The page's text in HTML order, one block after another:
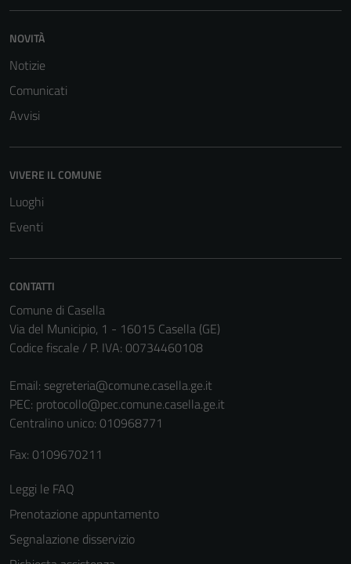
NOVITÀ
Notizie
Comunicati
Avvisi
VIVERE IL COMUNE
Luoghi
Eventi
CONTATTI
Comune di Casella
Via del Municipio, 1 - 16015 Casella (GE)
Codice fiscale / P. IVA: 00734460108
Email: segreteria@comune.casella.ge.it
PEC: protocollo@pec.comune.casella.ge.it
Centralino unico: 010968771
Fax: 0109670211
Leggi le FAQ
Prenotazione appuntamento
Segnalazione disservizio
sono necessari
possono
essere
Questi cookie
non raccolgono